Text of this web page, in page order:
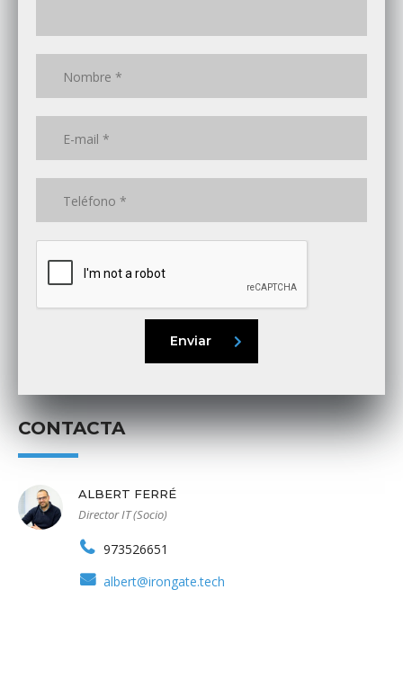
Enviar
CONTACTA
ALBERT FERRÉ
Director IT (Socio)
973526651
albert@irongate.tech